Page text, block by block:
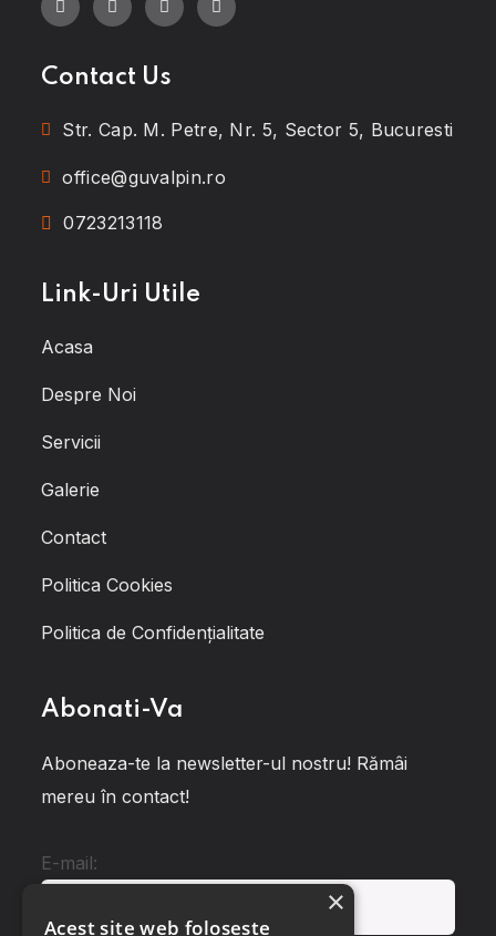
Contact Us
Str. Cap. M. Petre, Nr. 5, Sector 5, Bucuresti
office@guvalpin.ro
0723213118
Link-Uri Utile
Acasa
Despre Noi
Servicii
Galerie
Contact
Politica Cookies
Politica de Confidențialitate
Abonati-Va
Aboneaza-te la newsletter-ul nostru! Rămâi
mereu în contact!
E-mail:
×
Acest site web folosește